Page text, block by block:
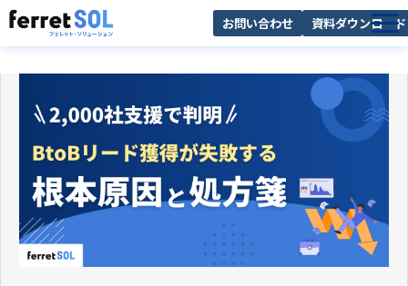
お問い合わせ 資料ダウンロード
サービス一覧
導入事例
お役立ち情報